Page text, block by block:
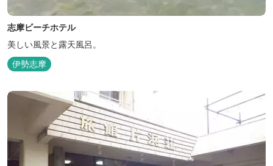
志摩ビーチホテル
美しい風景と露天風呂。
伊勢志摩